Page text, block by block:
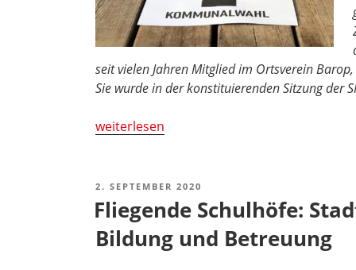
seit vielen Jahren Mitglied im Ortsverein
Sie wurde in der konstituierenden Sitzung der
„Kommunalwahl
SPD
stellt
weiterhin
den
weiterlesen
VERÖFFENTLICHT
2. SEPTEMBER 2020
Fliegende Schulhöfe:
Bildung und Betreuung